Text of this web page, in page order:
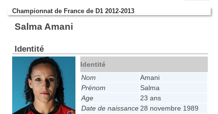
Championnat de France de D1 2012-2013
Salma Amani
Identité
Identité
Nom
Amani
Prénom
Salma
Age
23 ans
Date de naissance 28 novembre 1989